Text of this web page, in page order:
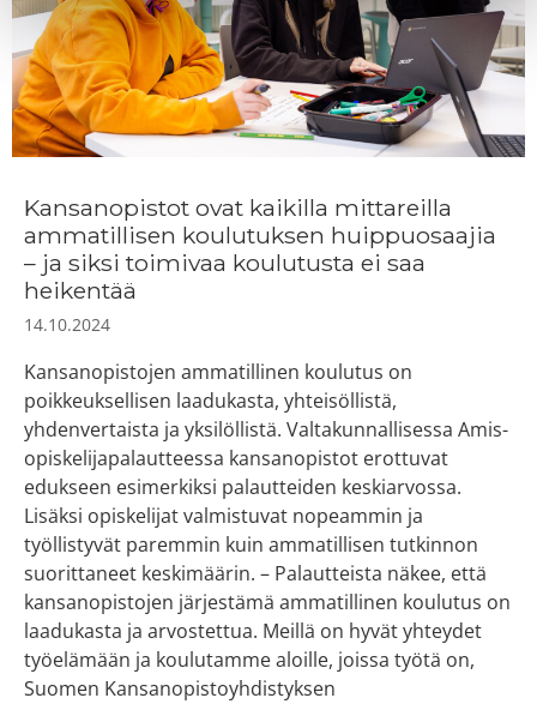
Kansanopistot ovat kaikilla mittareilla
ammatillisen koulutuksen huippuosaajia
– ja siksi toimivaa koulutusta ei saa
heikentää
14.10.2024
Kansanopistojen ammatillinen koulutus on
poikkeuksellisen laadukasta, yhteisöllistä,
yhdenvertaista ja yksilöllistä. Valtakunnallisessa Amis-
opiskelijapalautteessa kansanopistot erottuvat
edukseen esimerkiksi palautteiden keskiarvossa.
Lisäksi opiskelijat valmistuvat nopeammin ja
työllistyvät paremmin kuin ammatillisen tutkinnon
suorittaneet keskimäärin. – Palautteista näkee, että
kansanopistojen järjestämä ammatillinen koulutus on
laadukasta ja arvostettua. Meillä on hyvät yhteydet
työelämään ja koulutamme aloille, joissa työtä on,
Suomen Kansanopistoyhdistyksen